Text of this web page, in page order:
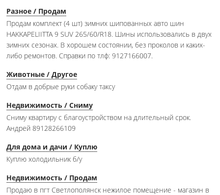
Разное / Продам
Продам комплект (4 шт) зимних шипованных авто шин
HAKKAPELIITTA 9 SUV 265/60/R18. Шины использовались в двух
зимних сезонах. В хорошем состоянии, без проколов и каких-
либо ремонтов. Справки по тлф: 9127166007.
Животные / Другое
Отдам в добрые руки собаку таксу
Недвижимость / Сниму
Сниму квартиру с благоустройством на длительный срок.
Андрей 89128266109
Для дома и дачи / Куплю
Куплю холодильник б/у
Недвижимость / Продам
Продаю в пгт Светлополянск нежилое помещение - магазин в